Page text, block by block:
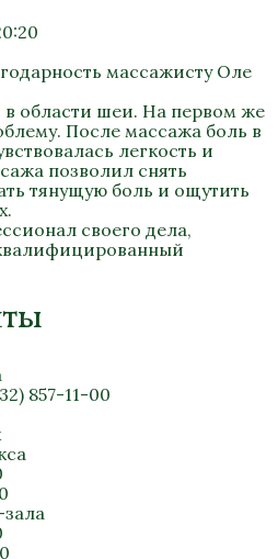
массажисту Оле
области шеи. На первом же
После массажа боль в
легкость и
позволил снять
тянущую боль и ощутить
своего дела,
857-11-00